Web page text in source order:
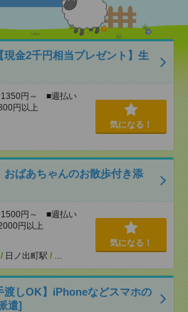
金2千円相当プレゼント】生
1350円～ ■週払い
円以上
気になる！
おばあちゃんのお散歩付き添
1500円～ ■週払い
円以上
/ 日ノ出町駅 / …
気になる！
渡しOK】iPhoneなどスマホの
遣]